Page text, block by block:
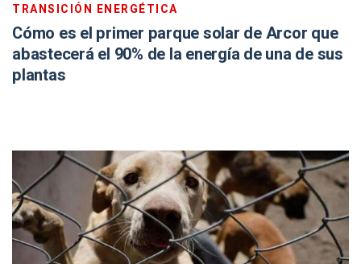
TRANSICIÓN ENERGÉTICA
Cómo es el primer parque solar de Arcor que
abastecerá el 90% de la energía de una de sus
plantas